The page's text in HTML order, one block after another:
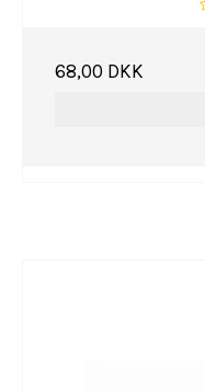
68,00 DKK